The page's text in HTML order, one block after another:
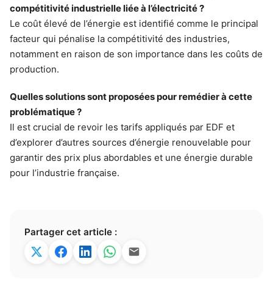
compétitivité industrielle liée à l’électricité ?
Le coût élevé de l’énergie est identifié comme le principal
facteur qui pénalise la compétitivité des industries,
notamment en raison de son importance dans les coûts de
production.
Quelles solutions sont proposées pour remédier à cette
problématique ?
Il est crucial de revoir les tarifs appliqués par EDF et
d’explorer d’autres sources d’énergie renouvelable pour
garantir des prix plus abordables et une énergie durable
pour l’industrie française.
Partager cet article :